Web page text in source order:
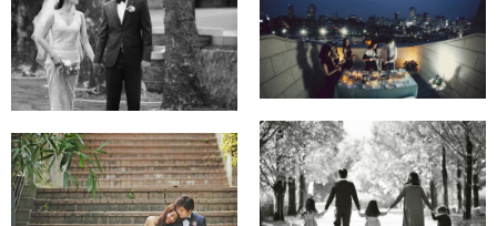
리츠칼튼호텔
(브라이덜샤워)~♡
서울숲 도레미님
가족사진~♡
선유도공원